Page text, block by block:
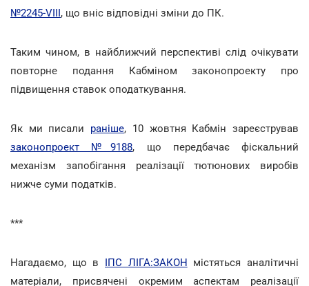
№2245-VIII, що вніс відповідні зміни до ПК.
Таким чином, в найближчий перспективі слід очікувати
повторне подання Кабміном законопроекту про
підвищення ставок оподаткування.
Як ми писали раніше, 10 жовтня Кабмін зареєстрував
законопроект №9188, що передбачає фіскальний
механізм запобігання реалізації тютюнових виробів
нижче суми податків.
***
Нагадаємо, що в ІПС ЛІГА:ЗАКОН містяться аналітичні
матеріали, присвячені окремим аспектам реалізації